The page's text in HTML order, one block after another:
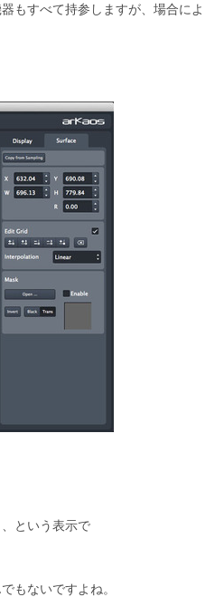
もすべて持参しますが、場合に
という表示で
もないですよね。